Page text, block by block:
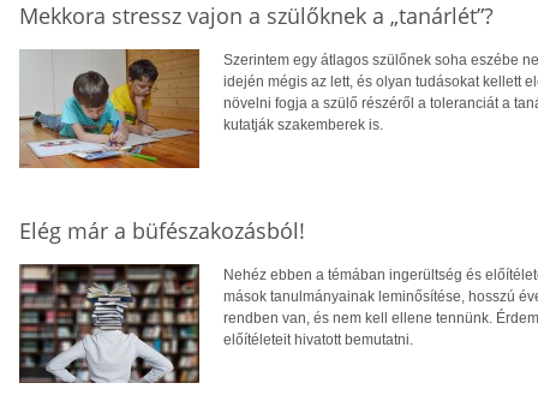
Mekkora stressz vajon a szülőknek a „tanárlét”?
Szerintem egy átlagos szülőnek soha eszébe
idején mégis az lett, és olyan tudásokat kellett
növelni fogja a szülő részéről a toleranciát a
kutatják szakemberek is.
Elég már a büfészakozásból!
Nehéz ebben a témában ingerültség és
mások tanulmányainak leminősítése, hosszú
rendben van, és nem kell ellene tennünk.
előítéleteit hivatott bemutatni.